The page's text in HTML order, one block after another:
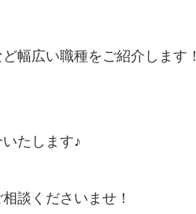
幅広い職種をご紹介します！
たします♪
談くださいませ！